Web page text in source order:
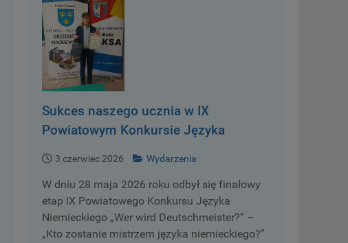
Sukces naszego ucznia w IX
Powiatowym Konkursie Języka
Deutschmeister?” – „Kto zostanie
mistrzem języka niemieckiego?”
3 czerwiec 2026 Wydarzenia
W dniu 28 maja 2026 roku odbył się finałowy
etap IX Powiatowego Konkursu Języka
Niemieckiego „Wer wird Deutschmeister?” –
„Kto zostanie mistrzem języka niemieckiego?”